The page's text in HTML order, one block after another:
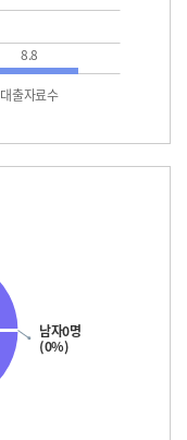
대출자료수
8.8
남자0명
(0%)